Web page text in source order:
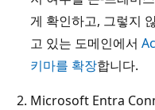
게 확인하고, 그렇지
고 있는 도메인에서
키마를 확장합니다.
Microsoft Entra